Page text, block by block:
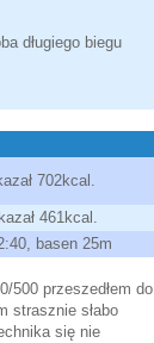
długiego biegu
702kcal.
461kcal.
basen 25m
500 przeszedłem do
strasznie słabo
się nie